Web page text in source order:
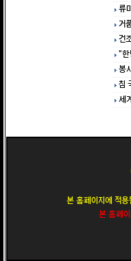
류
거
건
"한
봉
침
세
본 홈페이지에 적
본 홈페